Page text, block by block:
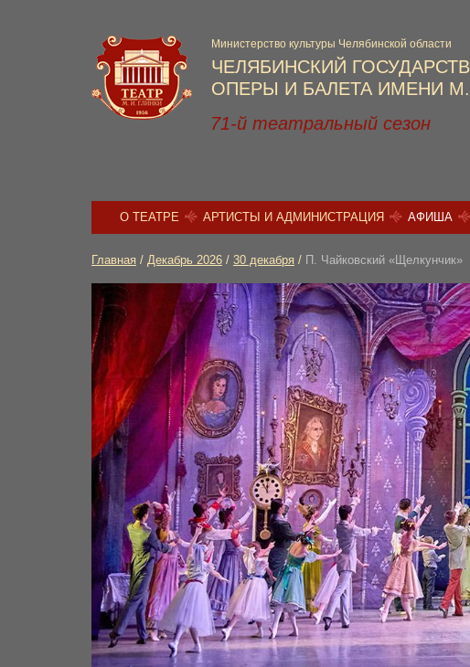
ЧЕЛЯБИНСКИЙ
ОПЕРЫ И БАЛЕТА ИМЕНИ М.
Министерство культуры Челябинской области
71-й театральный сезон
О ТЕАТРЕ АРТИСТЫ И АДМИНИСТРАЦИЯ АФИША
Главная / Декабрь 2026 / 30 декабря / П. Чайковский «Щелкунчик»